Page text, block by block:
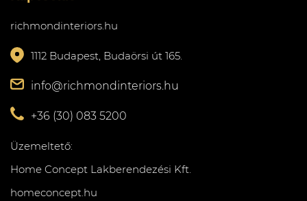
richmondinteriors.hu
1112 Budapest, Budaörsi út 165.
info@richmondinteriors.hu
+36 (30) 083 5200
Üzemeltető:
Home Concept Lakberendezési Kft.
homeconcept.hu